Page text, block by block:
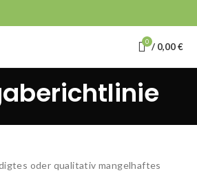
0 / 0,00€
oder qualitativ mangelhaftes